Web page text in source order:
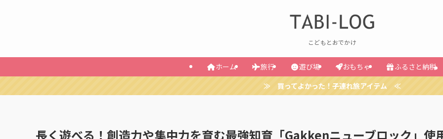
こどもとおでかけ
ホーム 旅行 遊び場 おもちゃ
ふるさと納税
≫ 買ってよかった！子連れ旅アイテム ≪
長く遊べる！創造力や集中力を育む最強知育「Gakkenニューブロック」使